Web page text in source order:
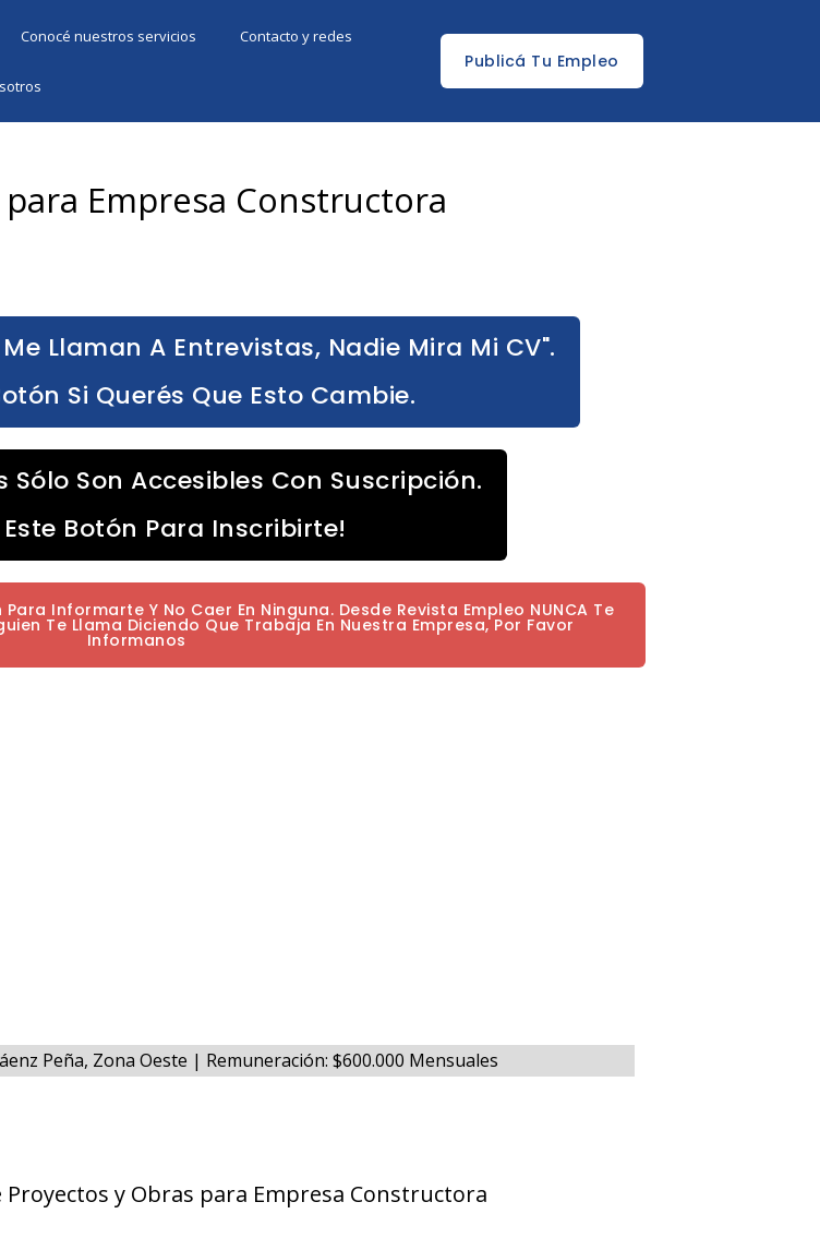
Conocé nuestros servicios Contacto y redes
Publicá Tu Empleo
Empresa Constructora
Llaman A Entrevistas, Nadie Mira Mi CV".
Si Querés Que Esto Cambie.
Sólo Son Accesibles Con Suscripción.
Este Botón Para Inscribirte!
Informarte Y No Caer En Ninguna. Desde Revista Empleo NUNCA Te
Te Llama Diciendo Que Trabaja En Nuestra Empresa, Por Favor
Informanos
Peña, Zona Oeste | Remuneración: $600.000 Mensuales
y Obras para Empresa Constructora